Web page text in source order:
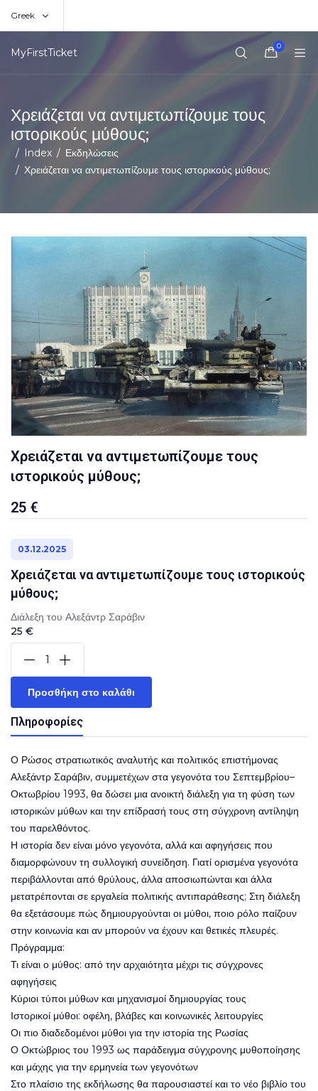
Greek
MyFirstTicket
0
Χρειάζεται να αντιμετωπίζουμε τους
ιστορικούς μύθους;
Index
Εκδηλώσεις
Χρειάζεται να αντιμετωπίζουμε τους ιστορικούς μύθους;
Χρειάζεται να αντιμετωπίζουμε τους
ιστορικούς μύθους;
25 €
03.12.2025
Χρειάζεται να αντιμετωπίζουμε τους ιστορικούς
μύθους;
Διάλεξη του Αλεξάντρ Σαράβιν
25 €
Προσθήκη στο καλάθι
Πληροφορίες
Ο Ρώσος στρατιωτικός αναλυτής και πολιτικός επιστήμονας
Αλεξάντρ Σαράβιν, συμμετέχων στα γεγονότα του Σεπτεμβρίου–
Οκτωβρίου 1993, θα δώσει μια ανοικτή διάλεξη για τη φύση των
ιστορικών μύθων και την επίδρασή τους στη σύγχρονη αντίληψη
του παρελθόντος.
Η ιστορία δεν είναι μόνο γεγονότα, αλλά και αφηγήσεις που
διαμορφώνουν τη συλλογική συνείδηση. Γιατί ορισμένα γεγονότα
περιβάλλονται από θρύλους, άλλα αποσιωπώνται και άλλα
μετατρέπονται σε εργαλεία πολιτικής αντιπαράθεσης; Στη διάλεξη
θα εξετάσουμε πώς δημιουργούνται οι μύθοι, ποιο ρόλο παίζουν
στην κοινωνία και αν μπορούν να έχουν και θετικές πλευρές.
Πρόγραμμα:
Τι είναι ο μύθος: από την αρχαιότητα μέχρι τις σύγχρονες
αφηγήσεις
Κύριοι τύποι μύθων και μηχανισμοί δημιουργίας τους
Ιστορικοί μύθοι: οφέλη, βλάβες και κοινωνικές λειτουργίες
Οι πιο διαδεδομένοι μύθοι για την ιστορία της Ρωσίας
Ο Οκτώβριος του 1993 ως παράδειγμα σύγχρονης μυθοποίησης
και μάχης για την ερμηνεία των γεγονότων
Στο πλαίσιο της εκδήλωσης θα παρουσιαστεί και το νέο βιβλίο του